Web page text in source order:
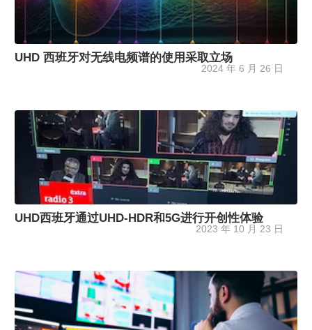
UHD 西班牙对无线电频谱的使用采取立场
2024 年 6 月 26 日
UHD西班牙通过UHD-HDR和5G进行开创性体验
2023 年 10 月 23 日